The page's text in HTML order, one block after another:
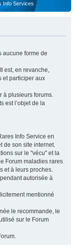
Info Services
aucune forme de
est, en revanche,
et participer aux
à plusieurs forums.
est l’objet de la
Info Service en
de son site internet.
sur le "vécu" et la
Forum maladies rares
et à leurs proches.
autorisée à
mentionné
le recommande, le
sur le Forum